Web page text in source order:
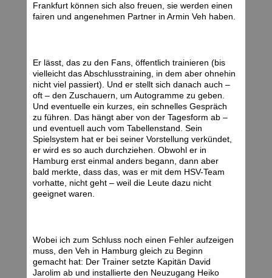
Frankfurt können sich also freuen, sie werden einen
fairen und angenehmen Partner in Armin Veh haben.
Er lässt, das zu den Fans, öffentlich trainieren (bis
vielleicht das Abschlusstraining, in dem aber ohnehin
nicht viel passiert). Und er stellt sich danach auch –
oft – den Zuschauern, um Autogramme zu geben.
Und eventuelle ein kurzes, ein schnelles Gespräch
zu führen. Das hängt aber von der Tagesform ab –
und eventuell auch vom Tabellenstand. Sein
Spielsystem hat er bei seiner Vorstellung verkündet,
er wird es so auch durchziehen. Obwohl er in
Hamburg erst einmal anders begann, dann aber
bald merkte, dass das, was er mit dem HSV-Team
vorhatte, nicht geht – weil die Leute dazu nicht
geeignet waren.
Wobei ich zum Schluss noch einen Fehler aufzeigen
muss, den Veh in Hamburg gleich zu Beginn
gemacht hat: Der Trainer setzte Kapitän David
Jarolim ab und installierte den Neuzugang Heiko